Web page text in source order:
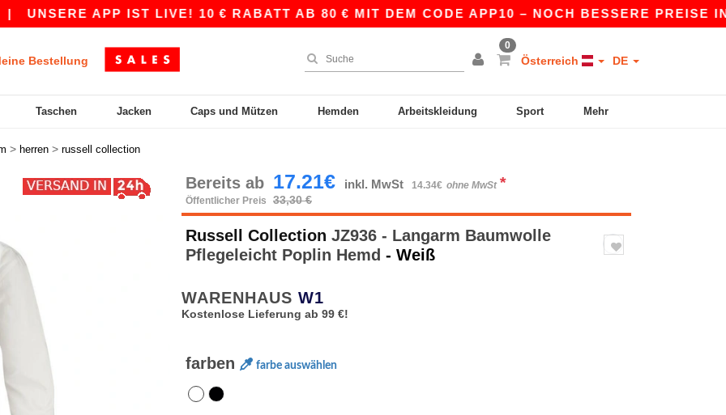
APP IST LIVE! 10 € RABATT AB 80 € MIT DEM CODE APP10 – NOCH BESSERE PREISE IN
Bestellung
0
Österreich DE
Taschen Jacken Caps und Mützen Hemden Arbeitskleidung Sport Mehr
> herren > russell collection
Bereits ab 17.21€ inkl. MwSt 14.34€ ohne MwSt *
Öffentlicher Preis 33,30 €
Russell Collection JZ936 - Langarm Baumwolle
Pflegeleicht Poplin Hemd - Weiß
WARENHAUS W1
Kostenlose Lieferung ab 99 €!
farben farbe auswählen